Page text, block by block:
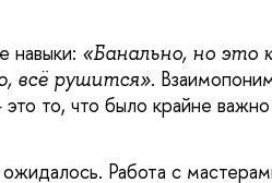
навыки: «Банально, но это
всё рушится».
то, что было крайне
ожидалось. Работа с